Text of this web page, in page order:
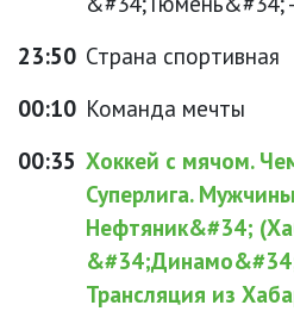
23:50 Страна спортивная
00:10 Команда мечты
00:35 Хоккей с мячом.
Суперлига.
Нефтяник&#34;
Трансляция из